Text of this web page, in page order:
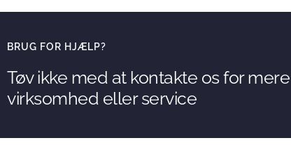
BRUG FOR HJÆLP?
Tøv ikke med at kontakte os for
virksomhed eller service